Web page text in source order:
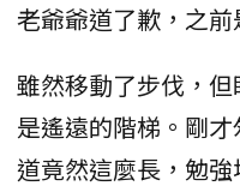
老爺爺道了歉，之前
雖然移動了步伐，
是遙遠的階梯。剛
道竟然這麼長，勉